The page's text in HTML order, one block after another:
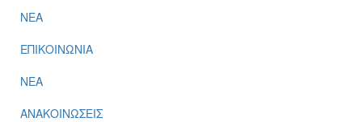
ΝΕΑ
ΕΠΙΚΟΙΝΩΝΙΑ
ΝΕΑ
ΑΝΑΚΟΙΝΩΣΕΙΣ